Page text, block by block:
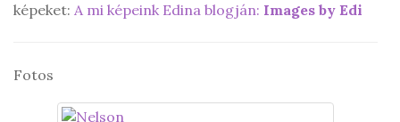
képeket: A mi képeink Edina blogján: Images by Edi
Fotos